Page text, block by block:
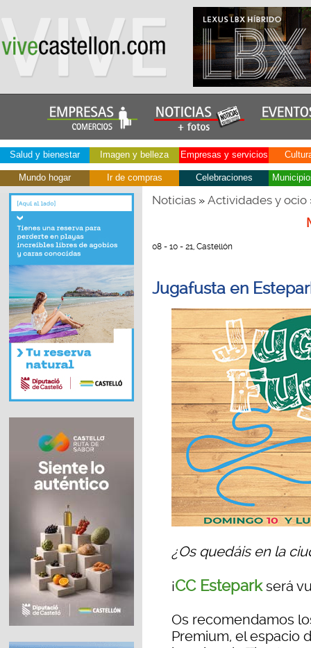
Salud y bienestar Imagen y belleza Empresas y servicios
Mundo hogar Ir de compras Celebraciones
Noticias» Actividades y ocio
08 - 10 - 21, Castellón
Jugafusta en
¿Os quedáis en la
¡CC Esteparkserá
Os recomendamos
Premium, el espacio